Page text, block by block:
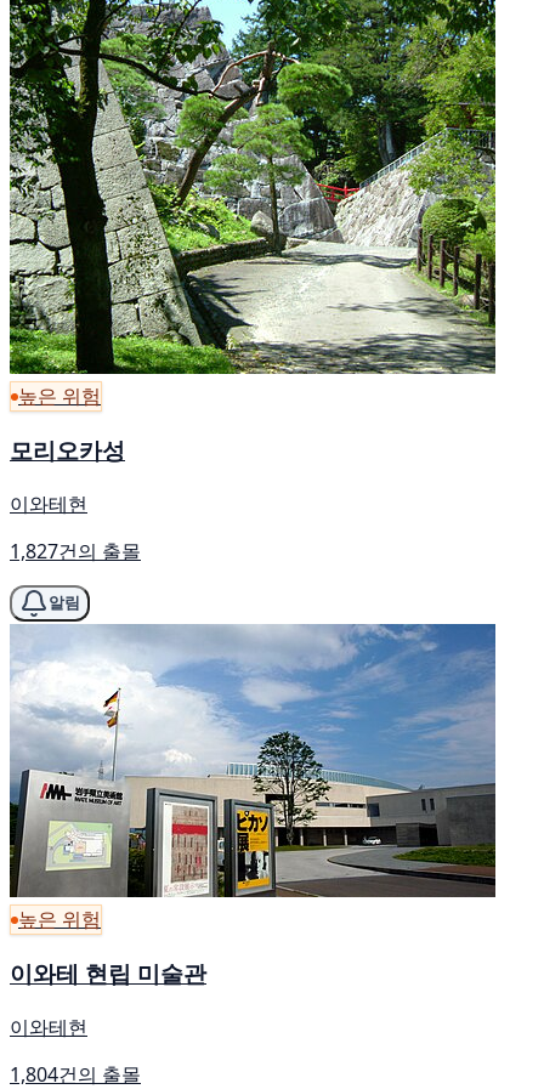
높은 위험
모리오카성
이와테현
1,827건의 출몰
알림
높은 위험
이와테 현립 미술관
이와테현
1,804건의 출몰